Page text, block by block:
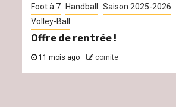
Foot à 7 Handball
Saison 2025-2026
Volley-Ball
Offre de rentrée !
11 mois ago comite